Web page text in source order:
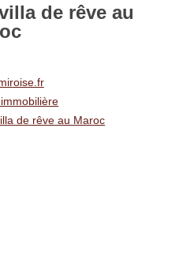
de rêve au
de rêve au Maroc